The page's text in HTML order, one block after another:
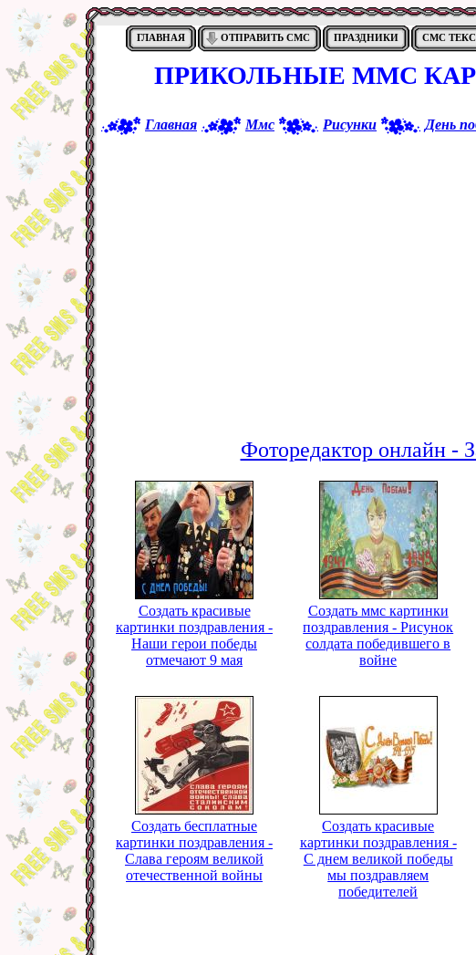
ГЛАВНАЯ ОТПРАВИТЬ СМС ПРАЗДНИКИ СМС
ПРИКОЛЬНЫЕ ММС
Главная Ммс Рисунки День
Фоторедактор онлайн -
Создать красивые
картинки поздравления -
Наши герои победы
отмечают 9 мая
Создать ммс картинки
поздравления - Рисунок
солдата победившего в
войне
Создать бесплатные
картинки поздравления -
Слава героям великой
отечественной войны
Создать красивые
картинки поздравления -
С днем великой победы
мы поздравляем
победителей